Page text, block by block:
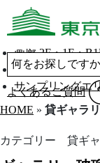
よくあるご質問
展示会場 12F・3F
画廊 2F・1F・
会議室 12F・3F
サンプリングエ
HOME » 貸ギャラ
カテゴリー 貸ギ